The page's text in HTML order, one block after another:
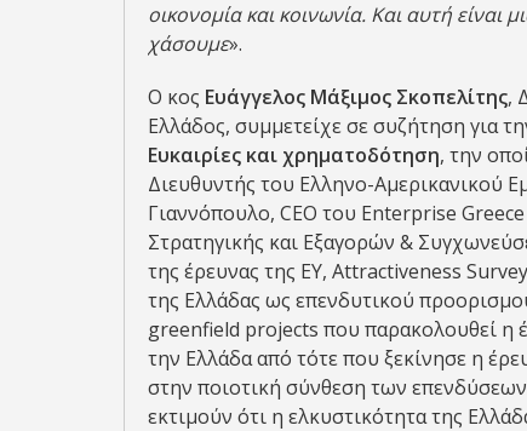
οικονομία και κοινωνία. Και αυτή είναι
χάσουμε».
Ο κος Ευάγγελος Μάξιμος Σκοπελίτης,
Ελλάδος, συμμετείχε σε συζήτηση για
Ευκαιρίες και χρηματοδότηση, την
Διευθυντής του Ελληνο-Αμερικανικού
Γιαννόπουλο, CEO του Enterprise
Στρατηγικής και Εξαγορών &
της έρευνας της EY, Attractiveness
της Ελλάδας ως επενδυτικού
greenfield projects που παρακολουθεί η
την Ελλάδα από τότε που ξεκίνησε η
στην ποιοτική σύνθεση των
εκτιμούν ότι η ελκυστικότητα της